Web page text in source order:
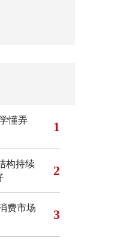
懂弄
1
构持续
2
费市场
3